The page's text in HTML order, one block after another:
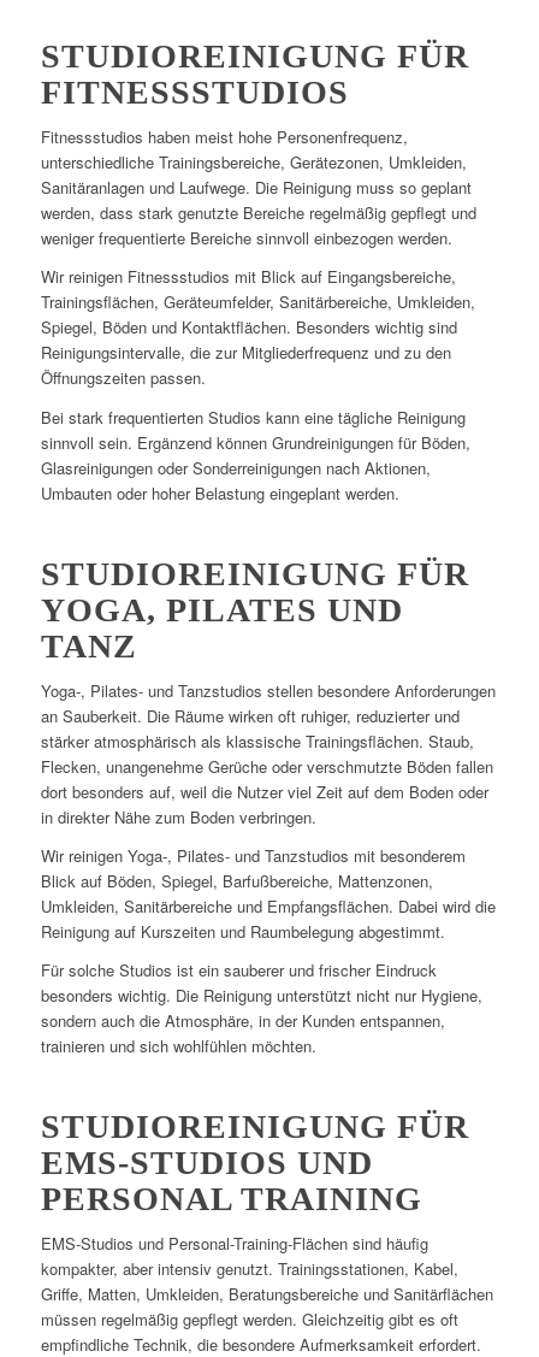
STUDIOREINIGUNG FÜR
FITNESSSTUDIOS
Fitnessstudios haben meist hohe Personenfrequenz,
unterschiedliche Trainingsbereiche, Gerätezonen, Umkleiden,
Sanitäranlagen und Laufwege. Die Reinigung muss so geplant
werden, dass stark genutzte Bereiche regelmäßig gepflegt und
weniger frequentierte Bereiche sinnvoll einbezogen werden.
Wir reinigen Fitnessstudios mit Blick auf Eingangsbereiche,
Trainingsflächen, Geräteumfelder, Sanitärbereiche, Umkleiden,
Spiegel, Böden und Kontaktflächen. Besonders wichtig sind
Reinigungsintervalle, die zur Mitgliederfrequenz und zu den
Öffnungszeiten passen.
Bei stark frequentierten Studios kann eine tägliche Reinigung
sinnvoll sein. Ergänzend können Grundreinigungen für Böden,
Glasreinigungen oder Sonderreinigungen nach Aktionen,
Umbauten oder hoher Belastung eingeplant werden.
STUDIOREINIGUNG FÜR
YOGA, PILATES UND
TANZ
Yoga-, Pilates- und Tanzstudios stellen besondere Anforderungen
an Sauberkeit. Die Räume wirken oft ruhiger, reduzierter und
stärker atmosphärisch als klassische Trainingsflächen. Staub,
Flecken, unangenehme Gerüche oder verschmutzte Böden fallen
dort besonders auf, weil die Nutzer viel Zeit auf dem Boden oder
in direkter Nähe zum Boden verbringen.
Wir reinigen Yoga-, Pilates- und Tanzstudios mit besonderem
Blick auf Böden, Spiegel, Barfußbereiche, Mattenzonen,
Umkleiden, Sanitärbereiche und Empfangsflächen. Dabei wird die
Reinigung auf Kurszeiten und Raumbelegung abgestimmt.
Für solche Studios ist ein sauberer und frischer Eindruck
besonders wichtig. Die Reinigung unterstützt nicht nur Hygiene,
sondern auch die Atmosphäre, in der Kunden entspannen,
trainieren und sich wohlfühlen möchten.
STUDIOREINIGUNG FÜR
EMS-STUDIOS UND
PERSONAL TRAINING
EMS-Studios und Personal-Training-Flächen sind häufig
kompakter, aber intensiv genutzt. Trainingsstationen, Kabel,
Griffe, Matten, Umkleiden, Beratungsbereiche und Sanitärflächen
müssen regelmäßig gepflegt werden. Gleichzeitig gibt es oft
empfindliche Technik, die besondere Aufmerksamkeit erfordert.